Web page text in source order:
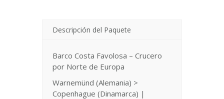
Descripción del Paquete
Barco Costa Favolosa – Crucero
por Norte de Europa
Warnemünd (Alemania) >
Copenhague (Dinamarca) |